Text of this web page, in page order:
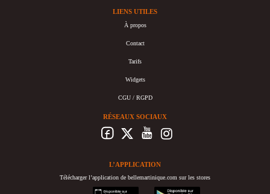
LIENS UTILES
À propos
Contact
Tarifs
Widgets
CGU / RGPD
RÉSEAUX SOCIAUX
L’APPLICATION
Télécharger l’application de bellemartinique.com sur les stores
appstore
googleplay